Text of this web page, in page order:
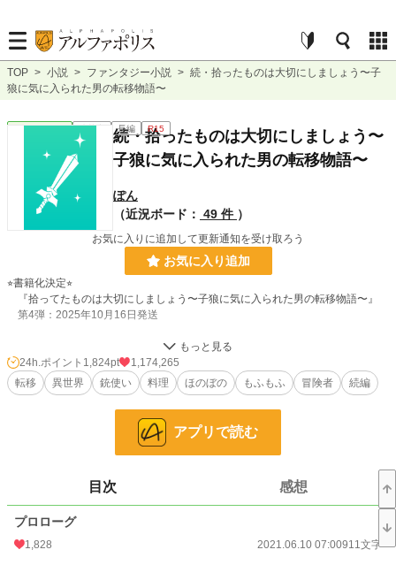
TOP > 小説 > ファンタジー小説 > 続・拾ったものは大切にしましょう〜子
狼に気に入られた男の転移物語〜
ファンタジー 連載中 長編 R15
続・拾ったものは大切にしましょう〜
子狼に気に入られた男の転移物語〜
ぽん
（近況ボード： 49 件 ）
お気に入りに追加して更新通知を受け取ろう
お気に入り追加
⭐︎書籍化決定⭐︎
『拾ってたものは大切にしましょう〜子狼に気に入られた男の転移物語〜』
第4弾：2025年10月16日発送
第2巻：2024年5月〜
第3巻：2025年1月〜
書籍化される［164話］まで引き下げレンタル版と差し替えさせて頂きます。
改稿を入れて読みやすくなっております。
2024年8月6日より配信開始
コミカライズならではの世界をお楽しみ下さい。
＝＝＝＝＝＝＝＝＝＝＝＝＝＝＝＝＝＝
24h.ポイント 1,824pt
1,174,265
転移
異世界 銃使い 料理 ほのぼの もふもふ 冒険者 続編
アプリで読む
目次 感想
プロローグ
1,828 2021.06.10 07:00911文字